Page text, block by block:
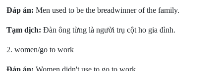
Đáp án: Men used to be the breadwinner of the family.
Tạm dịch: Đàn ông từng là người trụ cột ho gia đình.
2. women/go to work